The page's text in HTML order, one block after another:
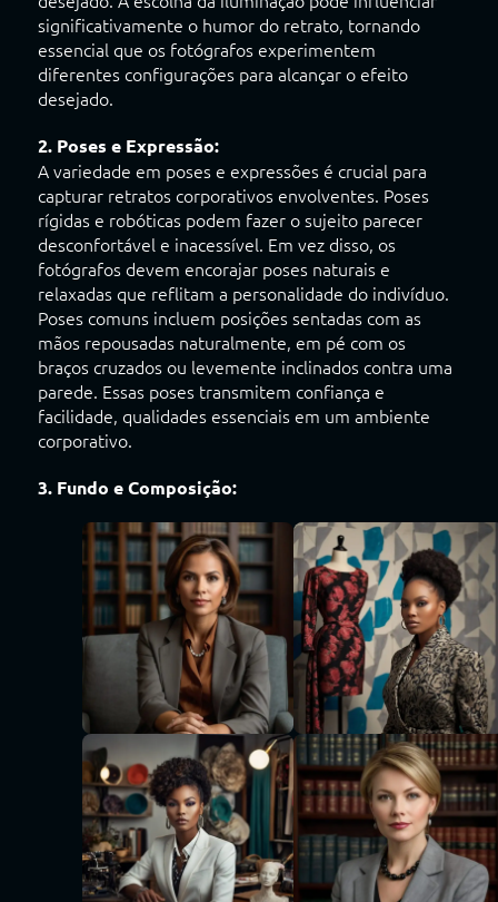
significativamente o humor do retrato, tornando
essencial que os fotógrafos experimentem
diferentes configurações para alcançar o efeito
desejado.
2. Poses e Expressão:
A variedade em poses e expressões é crucial para
capturar retratos corporativos envolventes. Poses
rígidas e robóticas podem fazer o sujeito parecer
desconfortável e inacessível. Em vez disso, os
fotógrafos devem encorajar poses naturais e
relaxadas que reflitam a personalidade do indivíduo.
Poses comuns incluem posições sentadas com as
mãos repousadas naturalmente, em pé com os
braços cruzados ou levemente inclinados contra uma
parede. Essas poses transmitem confiança e
facilidade, qualidades essenciais em um ambiente
corporativo.
3. Fundo e Composição: